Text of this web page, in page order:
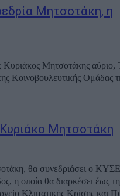
Μητσοτάκη, η
Μητσοτάκης αύριο,
Κοινοβουλευτικής Ομάδας
Μητσοτάκη
θα συνεδριάσει ο
η οποία θα διαρκέσει έως
Κλιματικής Κρίσης και